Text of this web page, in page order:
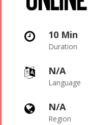
 10 Min
Duration
 N/A
Language
 N/A
Region